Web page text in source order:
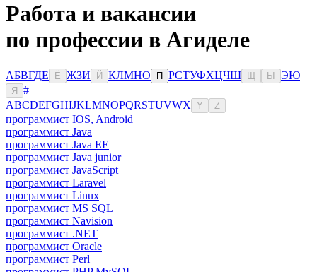
Работа и вакансии
по профессии в Агиделе
АБВГДЕ Ё ЖЗИ Й КЛМНО П РСТУФХЦЧШ Ы ЭЮ
Я
#
ABCDEFGHIJKLMNOPQRSTUVWX Y Z
программист IOS, Android
программист Java
программист Java EE
программист Java junior
программист JavaScript
программист Laravel
программист Linux
программист MS SQL
программист Navision
программист .NET
программист Oracle
программист Perl